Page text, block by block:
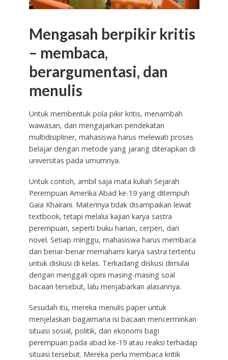
Mengasah berpikir kritis
– membaca,
berargumentasi, dan
menulis
Untuk membentuk pola pikir kritis, menambah
wawasan, dan mengajarkan pendekatan
multidisipliner, mahasiswa harus melewati proses
belajar dengan metode yang jarang diterapkan di
universitas pada umumnya.
Untuk contoh, ambil saja mata kuliah Sejarah
Perempuan Amerika Abad ke-19 yang ditempuh
Gaia Khairani. Materinya tidak disampaikan lewat
textbook, tetapi melalui kajian karya sastra
perempuan, seperti buku harian, cerpen, dan
novel. Setiap minggu, mahasiswa harus membaca
dan benar-benar memahami karya sastra tertentu
untuk diskusi di kelas. Terkadang diskusi dimulai
dengan menggali opini masing-masing soal
bacaan tersebut, lalu menjabarkan alasannya.
Sesudah itu, mereka menulis paper untuk
menjelaskan bagaimana isi bacaan mencerminkan
situasi sosial, politik, dan ekonomi bagi
perempuan pada abad ke-19 atau reaksi terhadap
situasi tersebut. Mereka perlu membaca kritik